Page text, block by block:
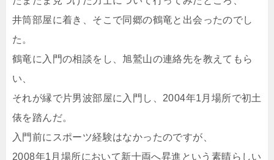
井筒部屋に着き、そこで同郷の鶴竜と出会ったのでし
た。
鶴竜に入門の相談をし、旭鷲山の連絡先を教えてもら
い、
それが縁で片男波部屋に入門し、2004年1月場所で初土
俵を踏んだ。
入門前にスポーツ経験はなかったのですが、
2008年1月場所において新十両へ昇進という素晴らしい